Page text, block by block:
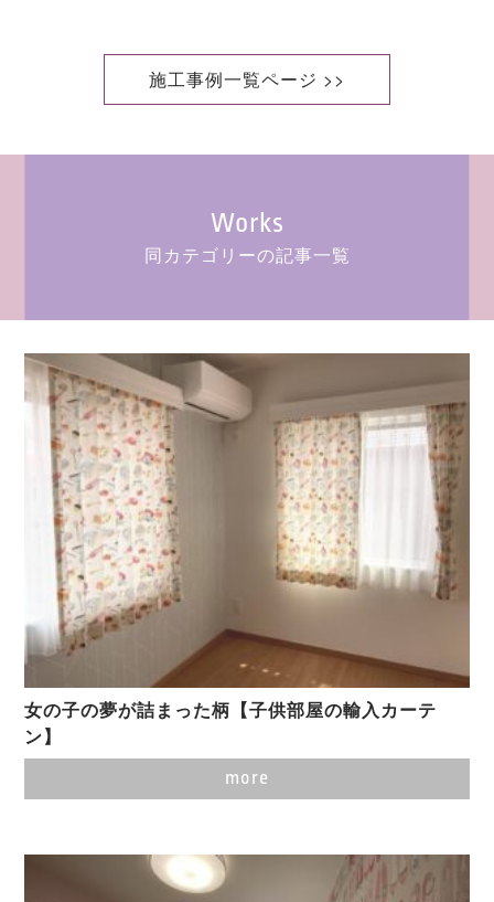
施工事例一覧ページ >>
Works
同カテゴリーの記事一覧
女の子の夢が詰まった柄【子供部屋の輸入カーテ
ン】
more